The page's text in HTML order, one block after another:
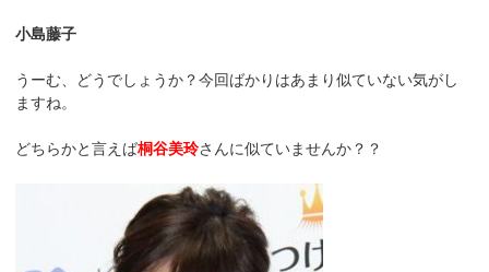
小島藤子
うーむ、どうでしょうか？今回ばかりはあまり似ていない気がし
ますね。
どちらかと言えば桐谷美玲さんに似ていませんか？？